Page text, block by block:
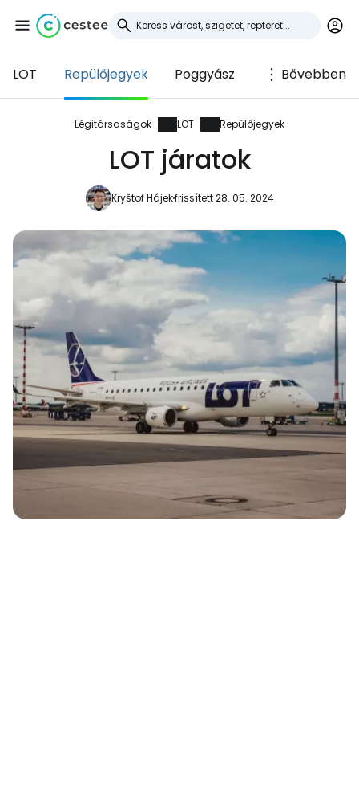
LOT Repülőjegyek Poggyász Bővebben
Légitársaságok LOT Repülőjegyek
LOT járatok
Kryštof Hájekfrissített 28. 05. 2024
Bejelentkezés a
Cestee-be
... az utazási közösség világszerte
Folytatás a Facebookkal
Folytassa e-mailben